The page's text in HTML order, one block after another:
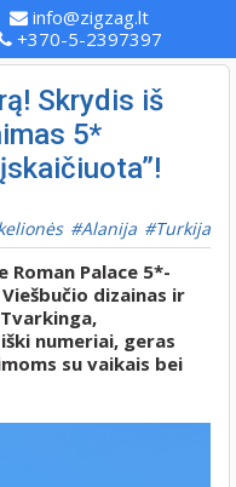
info@zigzag.lt
+370-5-2397397
Skrydis iš
5*
Alanija Turkija
Roman Palace 5*-
dizainas ir
numeriai, geras
su vaikais bei